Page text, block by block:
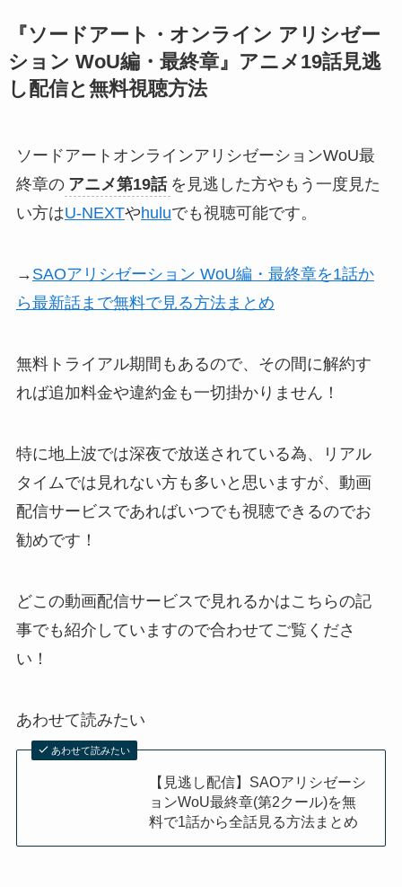
『ソードアート・オンライン アリシゼー
ション WoU編・最終章』アニメ19話見逃
し配信と無料視聴方法
ソードアートオンラインアリシゼーションWoU最
終章の アニメ第19話 を見逃した方やもう一度見た
い方はU-NEXTやhuluでも視聴可能です。
→ SAOアリシゼーション WoU編・最終章を1話か
ら最新話まで無料で見る方法まとめ
無料トライアル期間もあるので、その間に解約す
れば追加料金や違約金も一切掛かりません！
特に地上波では深夜で放送されている為、リアル
タイムでは見れない方も多いと思いますが、動画
配信サービスであればいつでも視聴できるのでお
勧めです！
どこの動画配信サービスで見れるかはこちらの記
事でも紹介していますので合わせてご覧くださ
い！
あわせて読みたい
あわせて読みたい
【見逃し配信】SAOアリシゼーシ
ョンWoU最終章(第2クール)を無
料で1話から全話見る方法まとめ